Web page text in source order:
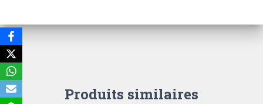
Produits similaires